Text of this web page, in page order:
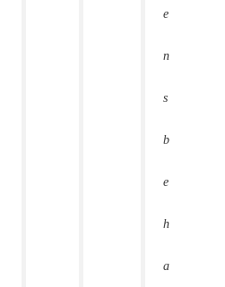
e
n
s
b
e
h
a